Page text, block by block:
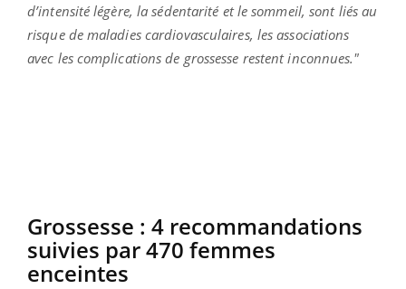
d’intensité légère, la sédentarité et le sommeil, sont liés au
risque de maladies cardiovasculaires, les associations
avec les complications de grossesse restent inconnues."
Grossesse : 4 recommandations
suivies par 470 femmes
enceintes